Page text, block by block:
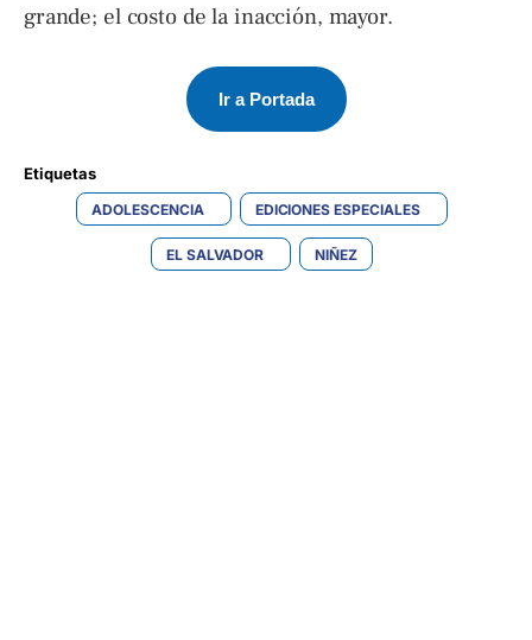
grande; el costo de la inacción, mayor.
Ir a Portada
Etiquetas
ADOLESCENCIA EDICIONES ESPECIALES
EL SALVADOR NIÑEZ